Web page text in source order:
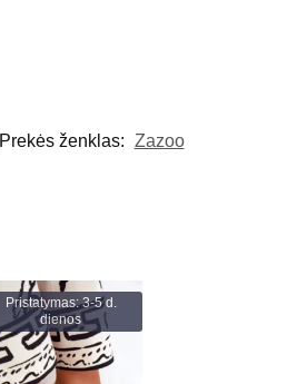
Prekės ženklas: Zazoo
Pristatymas: 3-5 d.
dienos